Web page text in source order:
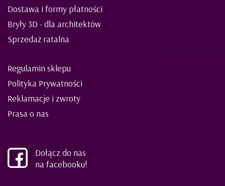
Dostawa i formy płatności
Bryły 3D - dla architektów
Sprzedaż ratalna
Regulamin sklepu
Polityka Prywatności
Reklamacje i zwroty
Prasa o nas
Dołącz do nas
na facebooku!